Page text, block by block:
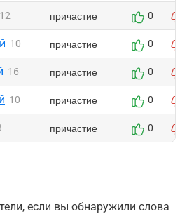
12 причастие 0
10 причастие 0
16 причастие 0
10 причастие 0
причастие 0
если вы обнаружили слова